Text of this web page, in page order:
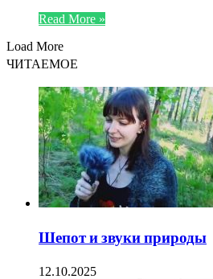
Read More »
Load More
ЧИТАЕМОЕ
Шепот и звуки природы
12.10.2025